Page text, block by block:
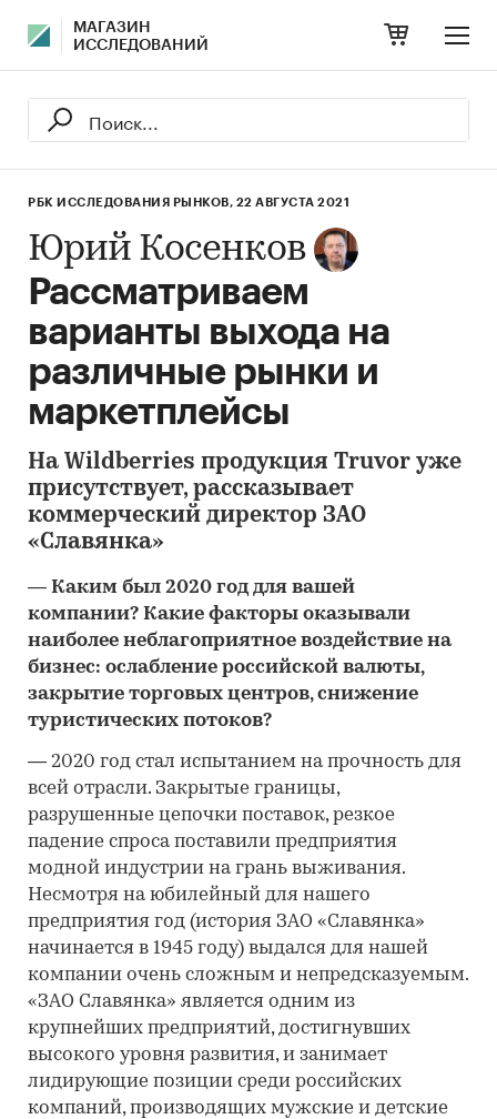
МАГАЗИН
ИССЛЕДОВАНИЙ
РБК ИССЛЕДОВАНИЯ РЫНКОВ, 22 АВГУСТА 2021
Юрий Косенков
Рассматриваем
варианты выхода на
различные рынки и
маркетплейсы
На Wildberries продукция Truvor уже
присутствует, рассказывает
коммерческий директор ЗАО
«Славянка»
― Каким был 2020 год для вашей
компании? Какие факторы оказывали
наиболее неблагоприятное воздействие на
бизнес: ослабление российской валюты,
закрытие торговых центров, снижение
туристических потоков?
― 2020 год стал испытанием на прочность для
всей отрасли. Закрытые границы,
разрушенные цепочки поставок, резкое
падение спроса поставили предприятия
модной индустрии на грань выживания.
Несмотря на юбилейный для нашего
предприятия год (история ЗАО «Славянка»
начинается в 1945 году) выдался для нашей
компании очень сложным и непредсказуемым.
«ЗАО Славянка» является одним из
крупнейших предприятий, достигнувших
высокого уровня развития, и занимает
лидирующие позиции среди российских
компаний, производящих мужские и детские